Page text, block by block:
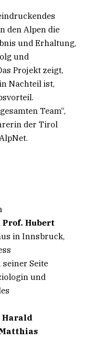
den Alpen die
und Erhaltung,
und
Projekt zeigt,
Nachteil ist,
Team“,
der Tirol
Prof. Hubert
in Innsbruck,
Seite
und
Harald